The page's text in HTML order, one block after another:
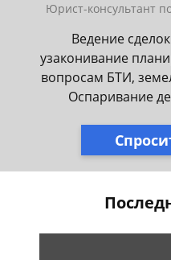
Юрист-консультант
Ведение
узаконивание
вопросам БТИ,
Оспаривание